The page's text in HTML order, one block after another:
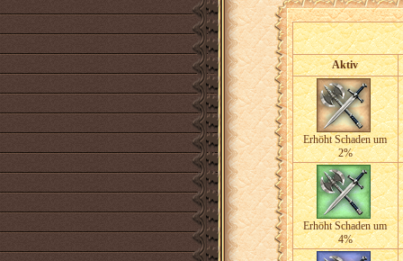
Aktiv
Erhöht Schaden um
2%
Erhöht Schaden um
4%